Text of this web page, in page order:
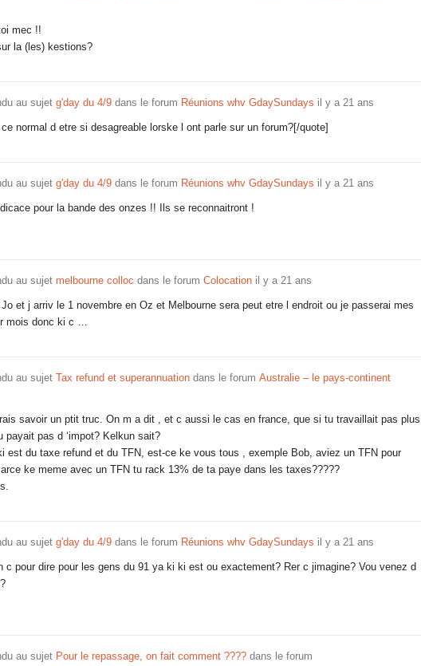
mec !!
la (les) kestions?
au sujet g'day du 4/9 dans le forum Réunions whv GdaySundays il y a 21 ans
normal d etre si desagreable lorske l ont parle sur un forum?[/quote]
au sujet g'day du 4/9 dans le forum Réunions whv GdaySundays il y a 21 ans
pour la bande des onzes !! Ils se reconnaitront !
au sujet melbourne colloc dans le forum Colocation il y a 21 ans
et j arriv le 1 novembre en Oz et Melbourne sera peut etre l endroit ou je passerai mes
mois donc ki c …
au sujet Tax refund et superannuation dans le forum Australie – le pays-continent
savoir un ptit truc. On m a dit , et c aussi le cas en france, que si tu travaillait pas plus
payait pas d ‘impot? Kelkun sait?
est du taxe refund et du TFN, est-ce ke vous tous , exemple Bob, aviez un TFN pour
ke meme avec un TFN tu rack 13% de ta paye dans les taxes?????
au sujet g'day du 4/9 dans le forum Réunions whv GdaySundays il y a 21 ans
c pour dire pour les gens du 91 ya ki ki est ou exactement? Rer c jimagine? Vou venez d
au sujet Pour le repassage, on fait comment ???? dans le forum